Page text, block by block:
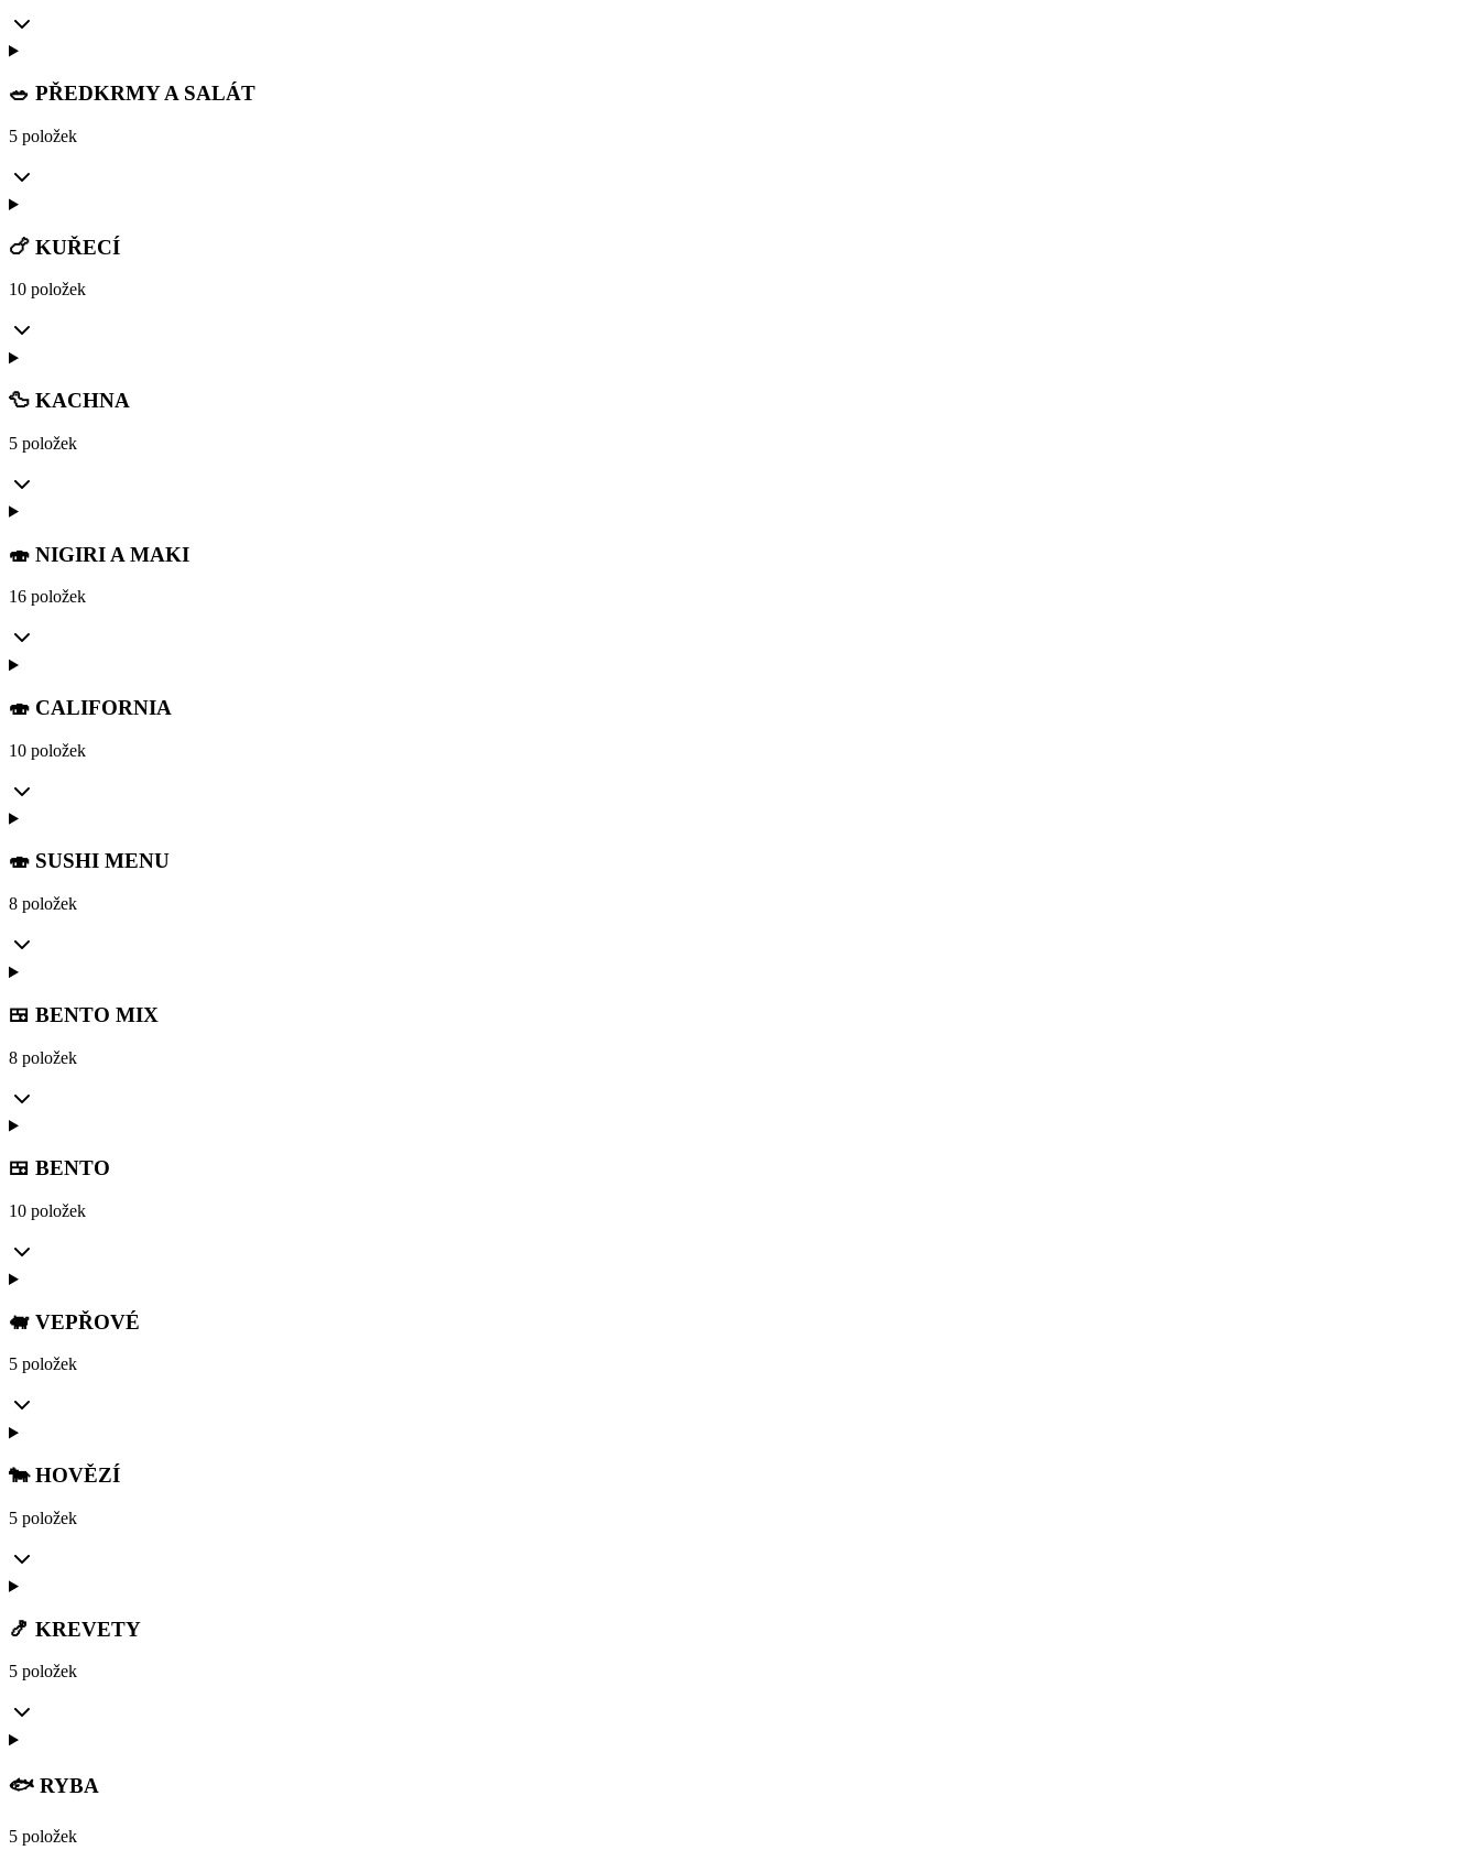
🥗 PŘEDKRMY A SALÁT
5 položek
🍗 KUŘECÍ
10 položek
🦆 KACHNA
5 položek
🍣 NIGIRI A MAKI
16 položek
🍣 CALIFORNIA
10 položek
🍣 SUSHI MENU
8 položek
🍱 BENTO MIX
8 položek
🍱 BENTO
10 položek
🐖 VEPŘOVÉ
5 položek
🐄 HOVĚZÍ
5 položek
🍤 KREVETY
5 položek
🐟 RYBA
5 položek